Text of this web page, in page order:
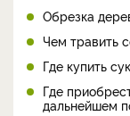
Обрезка
Чем травить
Где купить
Где
дальнейшем